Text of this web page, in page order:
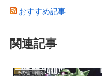
おすすめ記事
関連記事
その他・雑談